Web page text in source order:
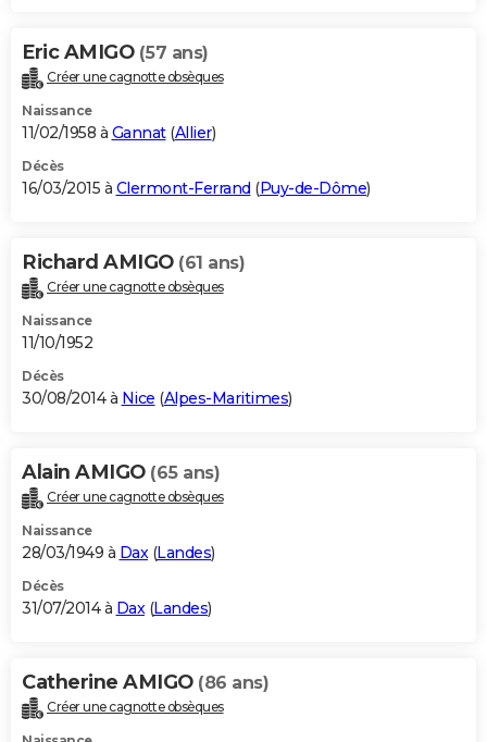
Eric AMIGO (57 ans)
Créer une cagnotte obsèques
Naissance
11/02/1958 à Gannat(Allier)
Décès
16/03/2015 à Clermont-Ferrand (Puy-de-Dôme)
Richard AMIGO (61 ans)
Créer une cagnotte obsèques
Naissance
11/10/1952
Décès
30/08/2014 à Nice (Alpes-Maritimes)
Alain AMIGO (65 ans)
Créer une cagnotte obsèques
Naissance
28/03/1949 à Dax(Landes)
Décès
31/07/2014 à Dax(Landes)
Catherine AMIGO (86 ans)
Créer une cagnotte obsèques